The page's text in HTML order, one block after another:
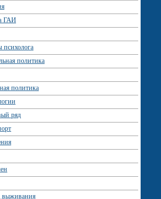
ГАИ
психолога
политика
политика
ряд